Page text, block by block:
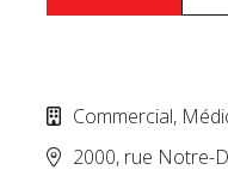
Commercial,
2000, rue Notre-